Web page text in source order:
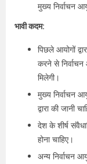
मुख्य निर्वाचन
भावी कदम:
पिछले आयोगों
करने से
मिलेगी।
मुख्य निर्वाचन
द्वारा की जानी
देश के शीर्ष
होना चाहिए।
अन्य निर्वाचन